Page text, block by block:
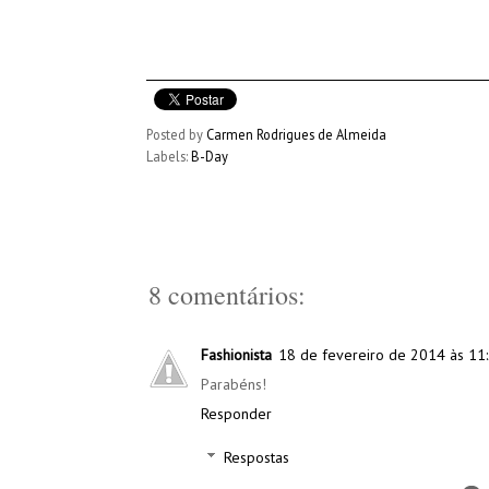
Posted by Carmen Rodrigues de Almeida
Labels:B-Day
8 comentários:
Fashionista 18 de fevereiro de 2014 às
Parabéns!
Responder
Respostas